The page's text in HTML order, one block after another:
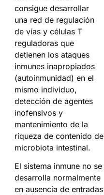
consigue desarrollar
una red de regulación
de vías y células T
reguladoras que
detienen los ataques
inmunes inapropiados
(autoinmunidad) en el
mismo individuo,
detección de agentes
inofensivos y
mantenimiento de la
riqueza de contenido de
microbiota intestinal.
El sistema inmune no se
desarrolla normalmente
en ausencia de entradas